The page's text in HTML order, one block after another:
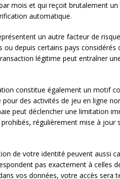
mois et qui reçoit brutalement
automatique.
un autre facteur de
depuis certains pays considérés
légitime peut entraîner
constitue également un motif
des activités de jeu en ligne
peut déclencher une limitation
régulièrement mise à jour
de votre identité peuvent aussi
pas exactement à celles
vos données, votre accès sera